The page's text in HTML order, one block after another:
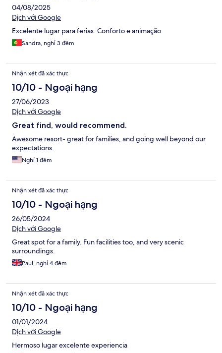
04/08/2025
Dịch với Google
Excelente lugar para ferias. Conforto e animação
Sandra, nghỉ 3 đêm
Nhận xét đã xác thực
10/10 - Ngoại hạng
27/06/2023
Dịch với Google
Great find, would recommend.
Awesome resort- great for families, and going well beyond our
expectations.
Nghỉ 1 đêm
Nhận xét đã xác thực
10/10 - Ngoại hạng
26/05/2024
Dịch với Google
Great spot for a family. Fun facilities too, and very scenic
surroundings.
Paul, nghỉ 4 đêm
Nhận xét đã xác thực
10/10 - Ngoại hạng
01/01/2024
Dịch với Google
Hermoso lugar excelente experiencia